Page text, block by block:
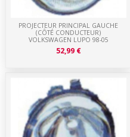
PROJECTEUR PRINCIPAL GAUCHE
(CÔTÉ CONDUCTEUR)
VOLKSWAGEN LUPO 98-05
52,99 €